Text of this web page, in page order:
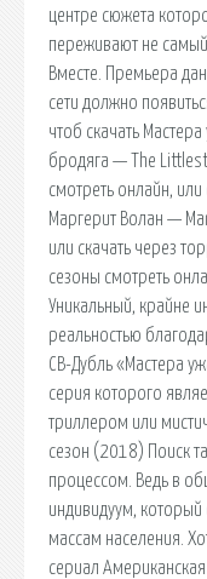
центре сюжета
переживают не
Вместе. Премьера
сети должно
чтоб скачать
бродяга — The
смотреть онлайн, или
Маргерит Волан —
или скачать через
сезоны смотреть
Уникальный, крайне
реальностью
СВ-Дубль «Мастера
серия которого
триллером или
сезон (2018) Поиск
процессом. Ведь в
индивидуум,
массам населения.
сериал